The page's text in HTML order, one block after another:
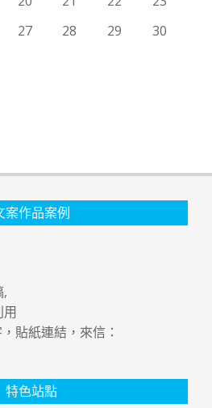
27 28 29
30
案作品案例
,
用
貼紙連結，來信：
特色站點